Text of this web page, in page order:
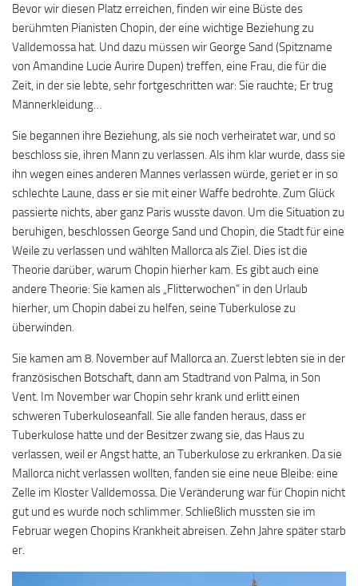
Bevor wir diesen Platz erreichen, finden wir eine Büste des
berühmten Pianisten Chopin, der eine wichtige Beziehung zu
Valldemossa hat. Und dazu müssen wir George Sand (Spitzname
von Amandine Lucie Aurire Dupen) treffen, eine Frau, die für die
Zeit, in der sie lebte, sehr fortgeschritten war: Sie rauchte; Er trug
Männerkleidung…
Sie begannen ihre Beziehung, als sie noch verheiratet war, und so
beschloss sie, ihren Mann zu verlassen. Als ihm klar wurde, dass sie
ihn wegen eines anderen Mannes verlassen würde, geriet er in so
schlechte Laune, dass er sie mit einer Waffe bedrohte. Zum Glück
passierte nichts, aber ganz Paris wusste davon. Um die Situation zu
beruhigen, beschlossen George Sand und Chopin, die Stadt für eine
Weile zu verlassen und wählten Mallorca als Ziel. Dies ist die
Theorie darüber, warum Chopin hierher kam. Es gibt auch eine
andere Theorie: Sie kamen als „Flitterwochen“ in den Urlaub
hierher, um Chopin dabei zu helfen, seine Tuberkulose zu
überwinden.
Sie kamen am 8. November auf Mallorca an. Zuerst lebten sie in der
französischen Botschaft, dann am Stadtrand von Palma, in Son
Vent. Im November war Chopin sehr krank und erlitt einen
schweren Tuberkuloseanfall. Sie alle fanden heraus, dass er
Tuberkulose hatte und der Besitzer zwang sie, das Haus zu
verlassen, weil er Angst hatte, an Tuberkulose zu erkranken. Da sie
Mallorca nicht verlassen wollten, fanden sie eine neue Bleibe: eine
Zelle im Kloster Valldemossa. Die Veränderung war für Chopin nicht
gut und es wurde noch schlimmer. Schließlich mussten sie im
Februar wegen Chopins Krankheit abreisen. Zehn Jahre später starb
er.